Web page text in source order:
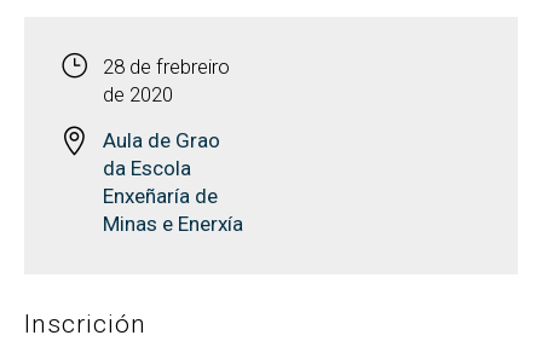
28 de frebreiro
de 2020
Aula de Grao
da Escola
Enxeñaría de
Minas e Enerxía
Inscrición